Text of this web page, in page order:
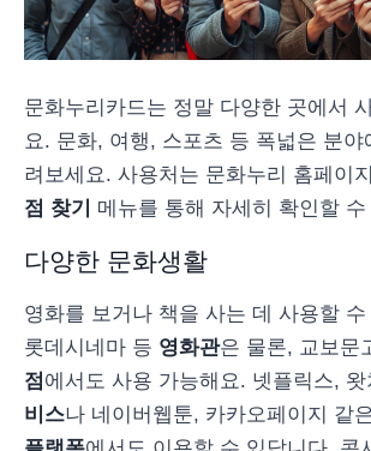
문화누리카드는 정말 다양한 곳에서
요. 문화, 여행, 스포츠 등 폭넓은 분야
려보세요. 사용처는 문화누리 홈페이
점 찾기
메뉴를 통해 자세히 확인할
다양한 문화생활
영화를 보거나 책을 사는 데 사용할 수
롯데시네마 등 영화관은 물론, 교보문
점 에서도 사용 가능해요. 넷플릭스, 왓
비스나 네이버웹툰, 카카오페이지 같